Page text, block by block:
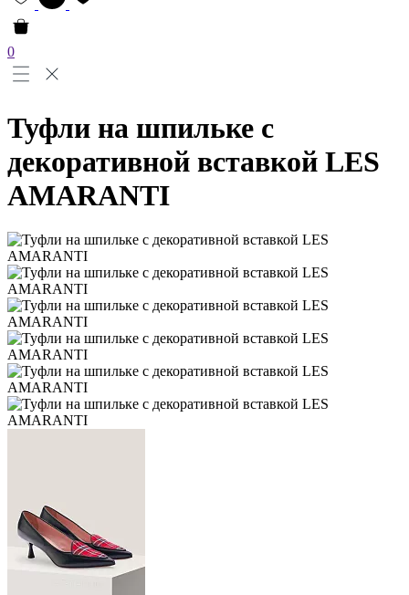
0
Туфли на шпильке с
декоративной вставкой LES
AMARANTI